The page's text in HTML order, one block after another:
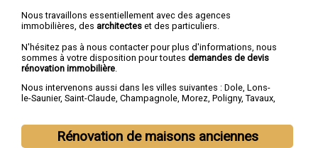
Nous travaillons essentiellement avec des agences
immobilières, des architectes et des particuliers.
N'hésitez pas à nous contacter pour plus d'informations, nous
sommes à votre disposition pour toutes demandes de devis
rénovation immobilière
Nous intervenons aussi dans les villes suivantes : Dole, Lons-
le-Saunier, Saint-Claude, Champagnole, Morez, Poligny, Tavaux,
Rénovation de maisons anciennes